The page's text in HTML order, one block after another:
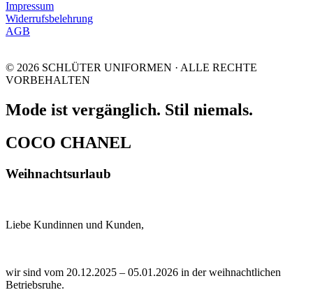
Impressum
Widerrufsbelehrung
AGB
© 2026 SCHLÜTER UNIFORMEN · ALLE RECHTE
VORBEHALTEN
Mode ist vergänglich. Stil niemals.
COCO CHANEL
Weihnachtsurlaub
Liebe Kundinnen und Kunden,
wir sind vom 20.12.2025 – 05.01.2026 in der weihnachtlichen
Betriebsruhe.